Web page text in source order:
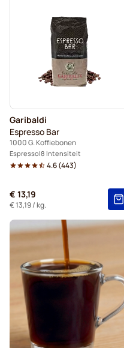
Tonino Lamborghini -
Gimoka - Koffiebonen
Koffiebonen
Garibaldi
Espresso Bar
1000 G. Koffiebonen
Espresso 8 Intensiteit
4.6(443)
€ 13,19
€ 13,19/ kg.